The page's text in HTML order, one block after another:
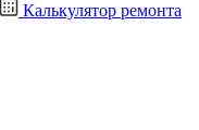
Калькулятор ремонта